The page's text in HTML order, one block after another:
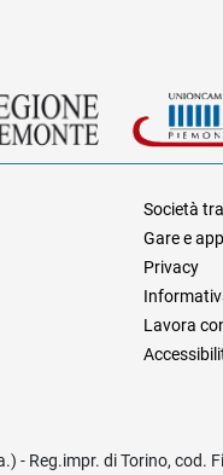
Società
Gare e
Privacy
Lavora
- Reg.impr. di Torino, cod.